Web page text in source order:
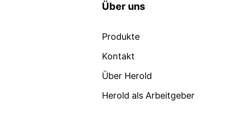
Über uns
Produkte
Kontakt
Über Herold
Herold als Arbeitgeber